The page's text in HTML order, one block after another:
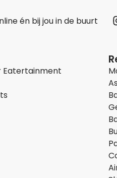
én bij jou in de buurt
Eatertainment